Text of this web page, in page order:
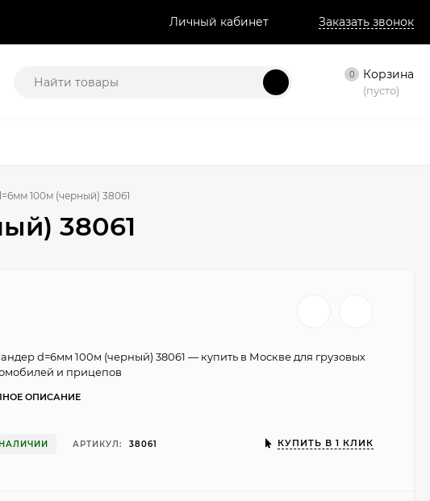
Личный кабинет Заказать звонок
0 Корзина
(пусто)
100м (черный) 38061
38061
d=6мм 100м (черный) 38061 — купить в Москве для грузовых
и прицепов
ОПИСАНИЕ
АРТИКУЛ: 38061 КУПИТЬ В 1 КЛИК